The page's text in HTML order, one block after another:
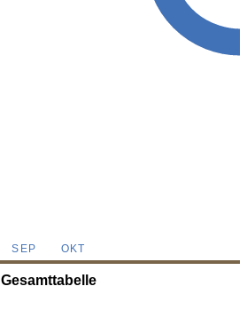
SEP OKT
Gesamttabelle